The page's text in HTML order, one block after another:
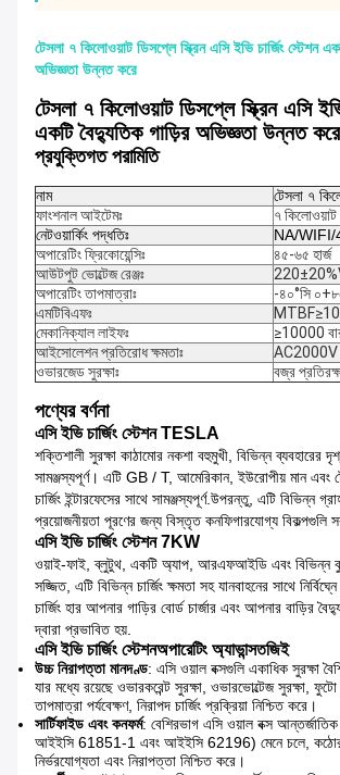
টেসলা ৭ কিলোওয়াট ডিসপ্লে স্ক্রিন এসি ইভি চার্জিং স্টেশন
অভিজ্ঞতা উন্নত করে
টেসলা ৭ কিলোওয়াট ডিসপ্লে স্ক্রিন এসি ইভি
একটি বৈদ্যুতিক গাড়ির অভিজ্ঞতা উন্নত করে
প্রযুক্তিগত পরামিতি
নাম
টেসলা ৭
ফাংশনাল আইটেমঃ
৭ কিলোওয়াট
নেটওয়ার্কিং পদ্ধতিঃ
NA/WIFI/
অপারেটিং ফ্রিকোয়েন্সিঃ
৪৫-৬৫ হার্জ
আউটপুট ভোল্টেজ রেঞ্জঃ
অপারেটিং তাপমাত্রাঃ
-৪০°সি
এমটিবিএফঃ
মেকানিক্যাল লাইফঃ
≥10000
আইসোলেশন প্রতিরোধ ক্ষমতাঃ
ওভারজেড সুরক্ষাঃ
বজ্র
পণ্যের বর্ণনা
এসি ইভি চার্জিং স্টেশন TESLA
শক্তিশালী সুরক্ষা কাঠামোর নকশা বহুমুখী, বিভিন্ন ব্যবহারের
সামঞ্জস্যপূর্ণ। এটি GB / T, আমেরিকান, ইউরোপীয় মান এবং
চার্জিং ইন্টারফেসের সাথে সামঞ্জস্যপূর্ণ.উপরন্তু, এটি বিভিন্ন
প্রয়োজনীয়তা পূরণের জন্য বিস্তৃত কনফিগারযোগ্য বিকল্পগুলি
এসি ইভি চার্জিং স্টেশন 7KW
ওয়াই-ফাই, ব্লুটুথ, একটি অ্যাপ, আরএফআইডি এবং বিভিন্ন
সজ্জিত, এটি বিভিন্ন চার্জিং ক্ষমতা সহ যানবাহনের সাথে
চার্জিং হার আপনার গাড়ির বোর্ড চার্জার এবং আপনার বাড়ির
দ্বারা প্রভাবিত হয়.
এসি ইভি চার্জিং স্টেশনঅপারেটিং অ্যাভান্সতজিই
উচ্চ নিরাপত্তা মানদণ্ড: এসি ওয়াল বক্সগুলি একাধিক সুরক্ষা
যার মধ্যে রয়েছে ওভারকরেন্ট সুরক্ষা, ওভারভোল্টেজ সুরক্ষা,
তাপমাত্রা পর্যবেক্ষণ, নিরাপদ চার্জিং প্রক্রিয়া নিশ্চিত করে।
সার্টিফাইড এবং কনফর্ম: বেশিরভাগ এসি ওয়াল বক্স
আইইসি 61851-1 এবং আইইসি 62196) মেনে চলে, কঠোর
নির্ভরযোগ্যতা এবং নিরাপত্তা নিশ্চিত করে।